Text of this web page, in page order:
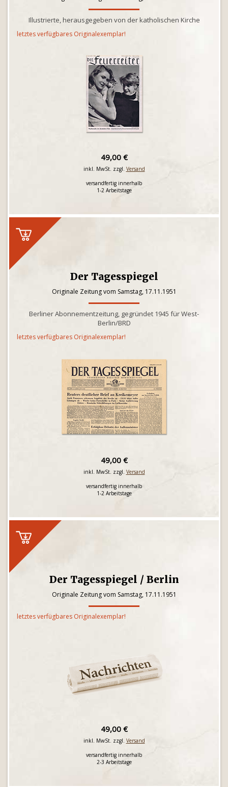
Illustrierte, herausgegeben von der katholischen Kirche
letztes verfügbares Originalexemplar!
49,00 €
inkl. MwSt. zzgl. Versand
versandfertig innerhalb
1-2 Arbeitstage
Der Tagesspiegel
Originale Zeitung vom Samstag, 17.11.1951
Berliner Abonnementzeitung, gegründet 1945 für West-
Berlin/BRD
letztes verfügbares Originalexemplar!
49,00 €
inkl. MwSt. zzgl. Versand
versandfertig innerhalb
1-2 Arbeitstage
Der Tagesspiegel / Berlin
Originale Zeitung vom Samstag, 17.11.1951
letztes verfügbares Originalexemplar!
49,00 €
inkl. MwSt. zzgl. Versand
versandfertig innerhalb
2-3 Arbeitstage